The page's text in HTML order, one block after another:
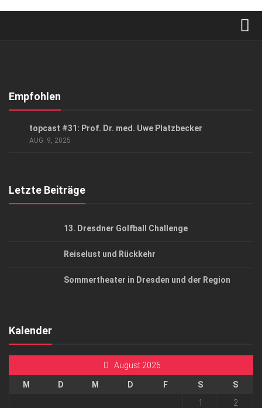
Kontakt, Impressum
Empfohlen
topcast #31: Prof. Dr. med. Uwe Platzbecker
AUG. 9, 2025
Letzte Beiträge
13. Dresdner Golfball Challenge
Reiselust und Rückkehr
Sommertheater in Dresden und der Region
Kalender
August 2026
M D M D F S
S
1
2